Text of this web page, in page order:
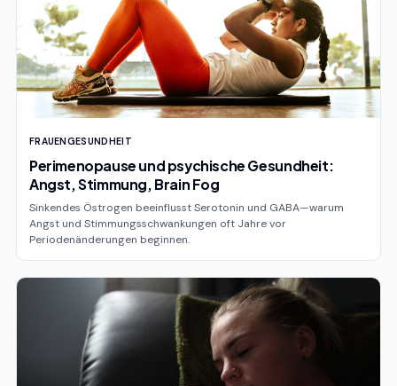
FRAUENGESUNDHEIT
Perimenopause und psychische Gesundheit:
Angst, Stimmung, Brain Fog
Sinkendes Östrogen beeinflusst Serotonin und GABA—warum
Angst und Stimmungsschwankungen oft Jahre vor
Periodenänderungen beginnen.